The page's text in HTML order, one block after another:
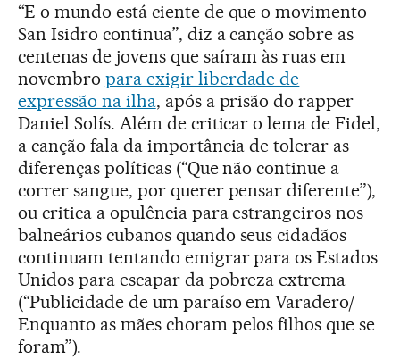
“E o mundo está ciente de que o movimento
San Isidro continua”, diz a canção sobre as
centenas de jovens que saíram às ruas em
novembro para exigir liberdade de
expressão na ilha, após a prisão do rapper
Daniel Solís. Além de criticar o lema de Fidel,
a canção fala da importância de tolerar as
diferenças políticas (“Que não continue a
correr sangue, por querer pensar diferente”),
ou critica a opulência para estrangeiros nos
balneários cubanos quando seus cidadãos
continuam tentando emigrar para os Estados
Unidos para escapar da pobreza extrema
(“Publicidade de um paraíso em Varadero/
Enquanto as mães choram pelos filhos que se
foram”).